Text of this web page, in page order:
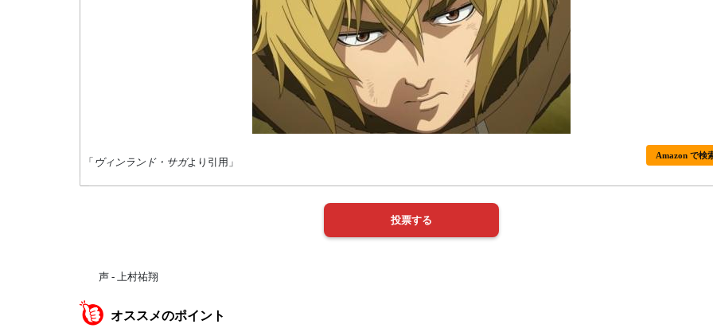
「 ヴィンランド・サガより引用」
Amazon で検
声 - 上村祐翔
オススメのポイント